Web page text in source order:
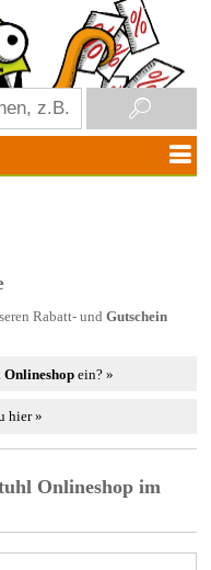
Rabatt- und Gutschein
ein? »
hier »
Onlineshop im